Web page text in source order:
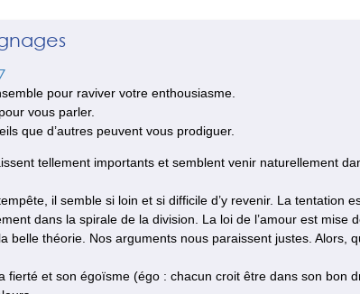
pour raviver votre enthousiasme.
vous parler.
que d’autres peuvent vous prodiguer.
tellement importants et semblent venir naturellement
il semble si loin et si difficile d’y revenir. La tentation
dans la spirale de la division. La loi de l’amour est mise
belle théorie. Nos arguments nous paraissent justes. Alors,
fierté et son égoïsme (égo : chacun croit être dans son bon